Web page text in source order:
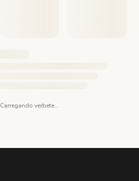
Carregando verbete...